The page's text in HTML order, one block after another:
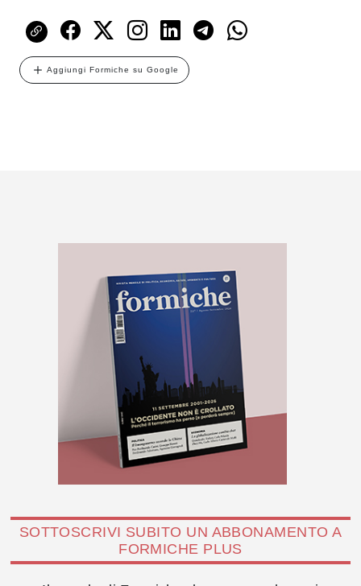
Aggiungi Formiche su Google
SOTTOSCRIVI SUBITO UN ABBONAMENTO A
FORMICHE PLUS